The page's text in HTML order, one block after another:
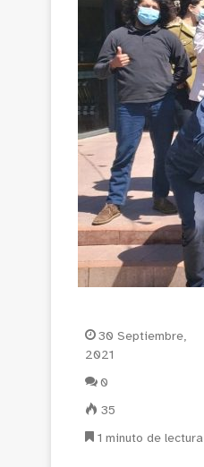
30 Septiembre,
2021
0
35
1 minuto de lectura